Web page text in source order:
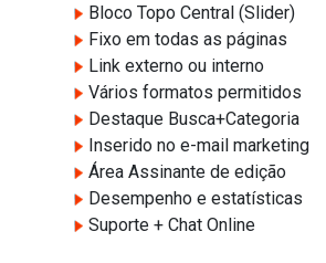
Bloco Topo Central (Slider)
Fixo em todas as páginas
Link externo ou interno
Vários formatos permitidos
Destaque Busca+Categoria
Inserido no e-mail marketing
Área Assinante de edição
Desempenho e estatísticas
Suporte + Chat Online